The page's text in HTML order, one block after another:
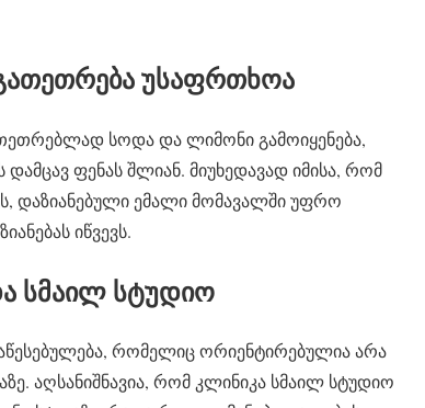
უსაფრთხოა
სოდა და ლიმონი გამოიყენება,
ფენას შლიან. მიუხედავად იმისა, რომ
დაზიანებული ემალი მომავალში უფრო
იწვევს.
სმაილ სტუდიო
რომელიც ორიენტირებულია არა
აღსანიშნავია, რომ კლინიკა სმაილ სტუდიო